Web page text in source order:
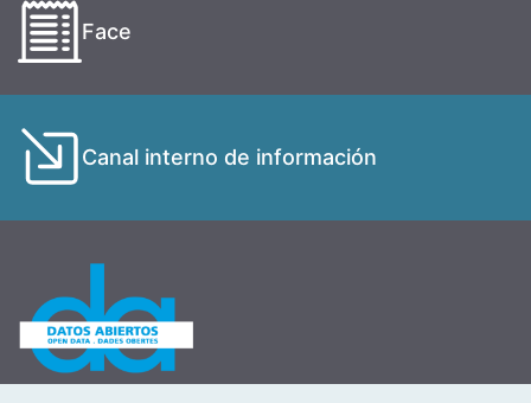
Face
Canal interno de información